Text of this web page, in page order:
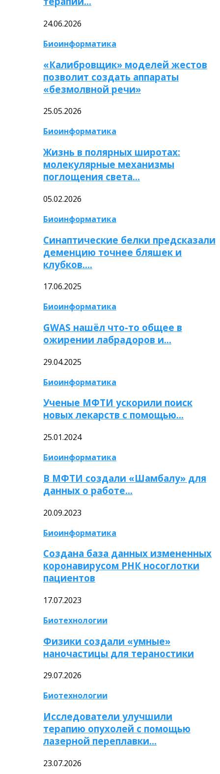
24.06.2026
Биоинформатика
«Калибровщик» моделей жестов
позволит создать аппараты
«безмолвной речи»
25.05.2026
Биоинформатика
Жизнь в полярных широтах:
молекулярные механизмы
поглощения света…
05.02.2026
Биоинформатика
Синаптические белки предсказали
деменцию точнее бляшек и
клубков….
17.06.2025
Биоинформатика
GWAS нашёл что-то общее в
ожирении лабрадоров и…
29.04.2025
Биоинформатика
Ученые МФТИ ускорили поиск
новых лекарств с помощью…
25.01.2024
Биоинформатика
В МФТИ создали «Шамбалу» для
данных о работе…
20.09.2023
Биоинформатика
Создана база данных измененных
коронавирусом РНК носоглотки
пациентов
17.07.2023
Биотехнологии
Физики создали «умные»
наночастицы для тераностики
29.07.2026
Биотехнологии
Исследователи улучшили
терапию опухолей с помощью
лазерной переплавки…
23.07.2026